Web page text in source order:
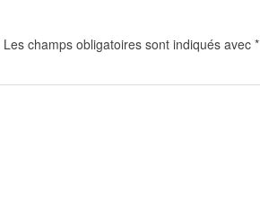
Les champs obligatoires sont indiqués avec *